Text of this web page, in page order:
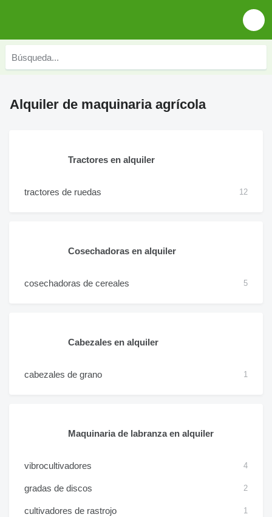
Alquiler de maquinaria agrícola
Tractores en alquiler
tractores de ruedas 12
Cosechadoras en alquiler
cosechadoras de cereales 5
Cabezales en alquiler
cabezales de grano 1
Maquinaria de labranza en alquiler
vibrocultivadores 4
gradas de discos 2
cultivadores de rastrojo 1